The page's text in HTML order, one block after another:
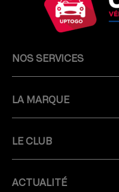
NOS SERVICES
LA MARQUE
LE CLUB
ACTUALITÉ